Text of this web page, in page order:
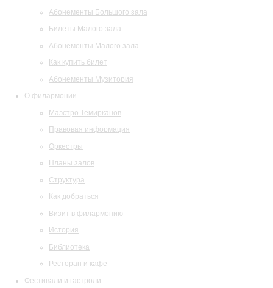
Абонементы Большого зала
Билеты Малого зала
Абонементы Малого зала
Как купить билет
Абонементы Музитория
О филармонии
Маэстро Темирканов
Правовая информация
Оркестры
Планы залов
Структура
Как добраться
Визит в филармонию
История
Библиотека
Ресторан и кафе
Фестивали и гастроли